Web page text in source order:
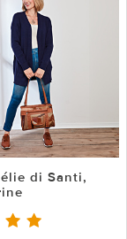
di Santi,